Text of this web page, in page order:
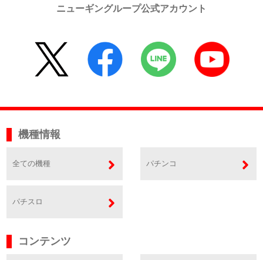
ニューギングループ公式アカウント
機種情報
全ての機種 パチンコ
パチスロ
コンテンツ